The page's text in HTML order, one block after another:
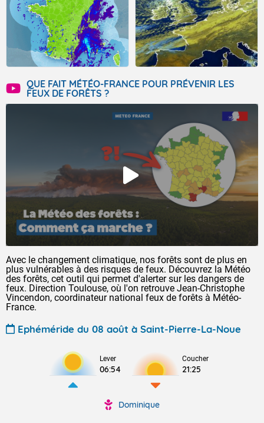
QUE FAIT MÉTÉO-FRANCE POUR PRÉVENIR LES
FEUX DE FORÊTS ?
Avec le changement climatique, nos forêts sont de plus en
plus vulnérables à des risques de feux. Découvrez la Météo
des forêts, cet outil qui permet d'alerter sur les dangers de
feux. Direction Toulouse, où l'on retrouve Jean-Christophe
Vincendon, coordinateur national feux de forêts à Météo-
France.
Ephéméride du 08 août à Saint-Pierre-La-Noue
Lever
06:54
Coucher
21:25
Dominique